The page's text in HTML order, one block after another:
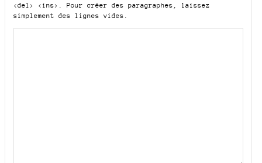
<del> <ins>
. Pour créer des paragraphes, laissez
simplement des lignes vides.